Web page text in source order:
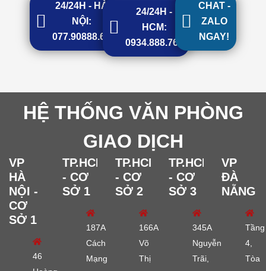
24/24H - HÀ
NỘI:
077.90888.68
24/24H -
HCM:
0934.888.768
CHAT -
ZALO
NGAY!
HỆ THỐNG VĂN PHÒNG
GIAO DỊCH
VP
HÀ
NỘI -
CƠ
SỞ 1
46
TP.HCM
- CƠ
SỞ 1
187A
Cách
Mạng
TP.HCM
- CƠ
SỞ 2
166A
Võ
Thị
TP.HCM
- CƠ
SỞ 3
345A
Nguyễn
Trãi,
VP
ĐÀ
NẴNG
Tầng
4,
Tòa